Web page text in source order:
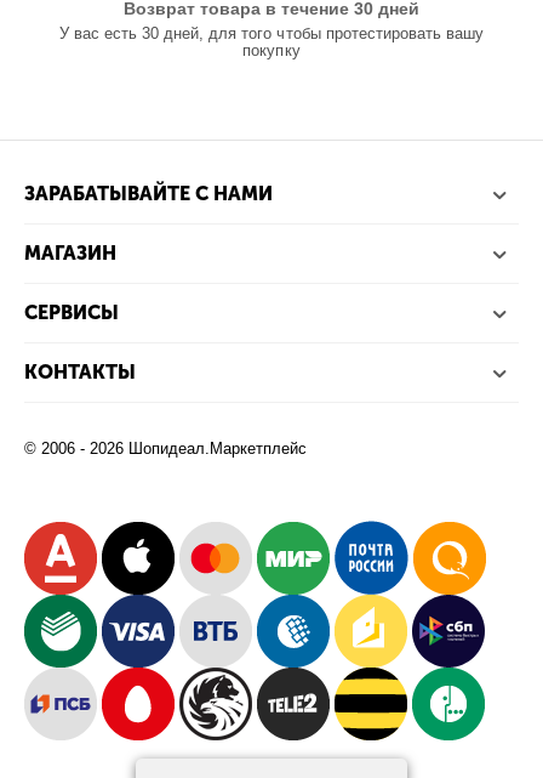
Возврат товара в течение 30 дней
У вас есть 30 дней, для того чтобы протестировать вашу
покупку
ЗАРАБАТЫВАЙТЕ С НАМИ
МАГАЗИН
СЕРВИСЫ
КОНТАКТЫ
© 2006 - 2026 Шопидеал.Маркетплейс